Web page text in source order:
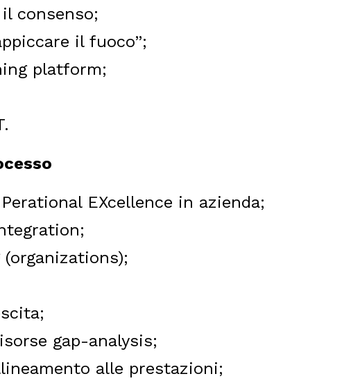
consenso;
il fuoco”;
platform;
EXcellence in azienda;
gap-analysis;
alle prestazioni;